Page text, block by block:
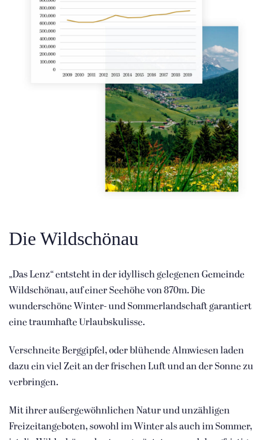
Die Wildschönau
„Das Lenz“ entsteht in der idyllisch gelegenen Gemeinde
Wildschönau, auf einer Seehöhe von 870m. Die
wunderschöne Winter- und Sommerlandschaft garantiert
eine traumhafte Urlaubskulisse.
Verschneite Berggipfel, oder blühende Almwiesen laden
dazu ein viel Zeit an der frischen Luft und an der Sonne zu
verbringen.
Mit ihrer außergewöhnlichen Natur und unzähligen
Freizeitangeboten, sowohl im Winter als auch im Sommer,